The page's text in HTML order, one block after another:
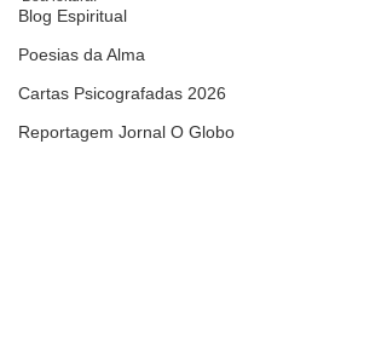
Blog Espiritual
Poesias da Alma
Cartas Psicografadas 2026
Reportagem Jornal O Globo